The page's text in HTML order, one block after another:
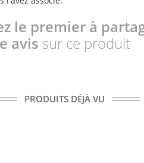
le premier à
avis sur ce produit
PRODUITS DÉJÀ VU